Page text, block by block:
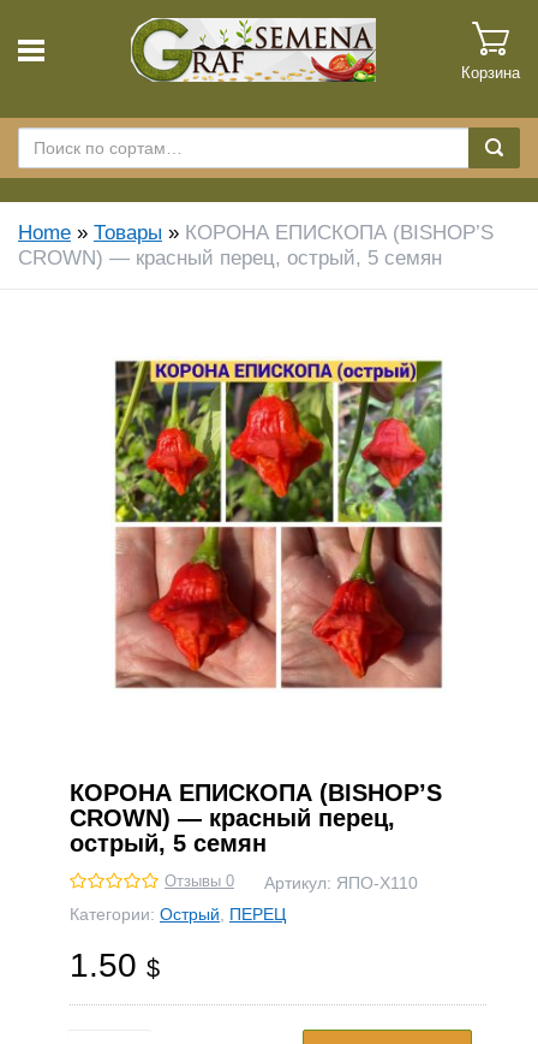
Корзина
Home » Товары » КОРОНА ЕПИСКОПА (BISHOP’S
CROWN) — красный перец, острый, 5 семян
КОРОНА ЕПИСКОПА (BISHOP’S
CROWN) — красный перец,
острый, 5 семян
Отзывы 0 Артикул: ЯПО-Х110
Категории: Острый ПЕРЕЦ
1.50 $